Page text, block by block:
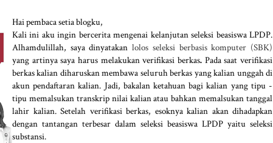
Hai pembaca setia blogku,
Kali ini aku ingin bercerita mengenai kelanjutan seleksi beasiswa LPDP.
Alhamdulillah, saya dinyatakanlolos seleksi berbasis komputer (SBK)
yang artinya saya harus melakukan verifikasi berkas. Pada saat verifikasi
berkas kalian diharuskan membawa seluruh berkas yang kalian unggah di
akun pendaftaran kalian. Jadi, bakalan ketahuan bagi kalian yang tipu -
tipu memalsukan transkrip nilai kalian atau bahkan memalsukan tanggal
lahir kalian. Setelah verifikasi berkas, esoknya kalian akan dihadapkan
dengan tantangan terbesar dalam seleksi beasiswa LPDP yaitu seleksi
substansi.